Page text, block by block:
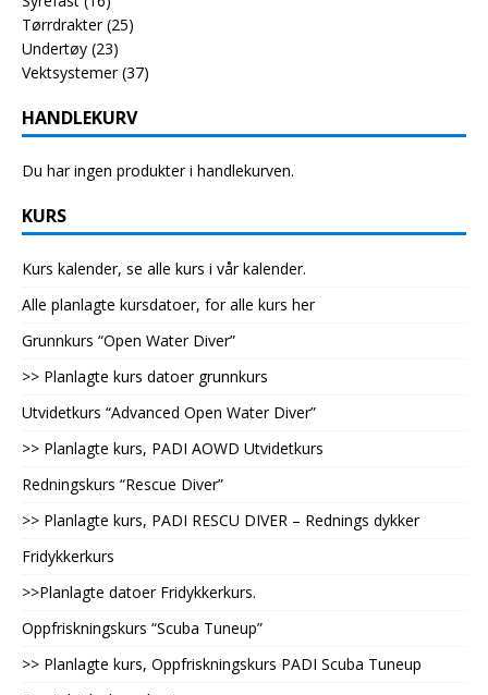
Tørrdrakter (25)
Undertøy (23)
Vektsystemer (37)
HANDLEKURV
Du har ingen produkter i handlekurven.
KURS
Kurs kalender, se alle kurs i vår kalender.
Alle planlagte kursdatoer, for alle kurs her
Grunnkurs “Open Water Diver”
>> Planlagte kurs datoer grunnkurs
Utvidetkurs “Advanced Open Water Diver”
>> Planlagte kurs, PADI AOWD Utvidetkurs
Redningskurs “Rescue Diver”
>> Planlagte kurs, PADI RESCU DIVER – Rednings dykker
Fridykkerkurs
>>Planlagte datoer Fridykkerkurs.
Oppfriskningskurs “Scuba Tuneup”
>> Planlagte kurs, Oppfriskningskurs PADI Scuba Tuneup